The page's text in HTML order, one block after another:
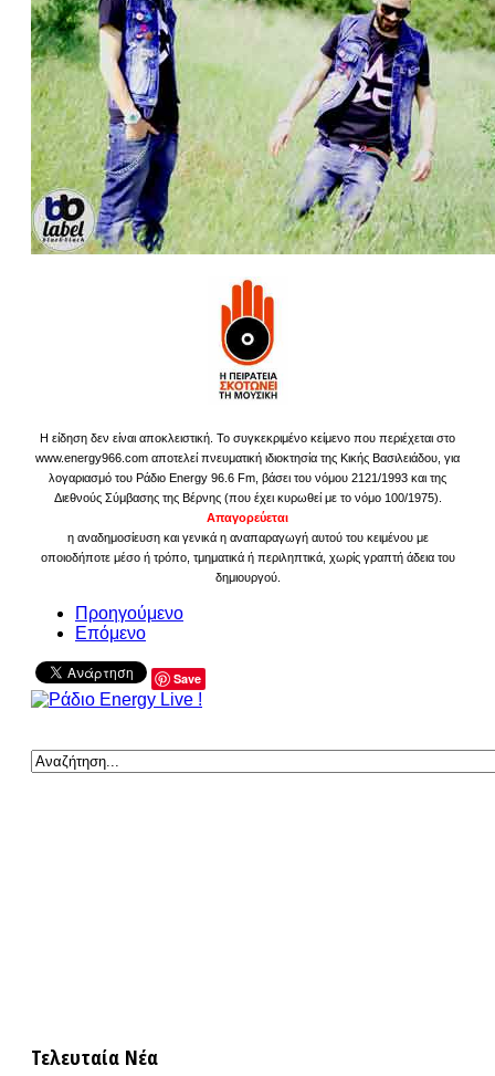
Η είδηση δεν είναι αποκλειστική. Το συγκεκριμένο κείμενο που περιέχεται στο
www.energy966.com αποτελεί πνευματική ιδιοκτησία της Κικής Βασιλειάδου, για
λογαριασμό του Ράδιο Energy 96.6 Fm, βάσει του νόμου 2121/1993 και της
Διεθνούς Σύμβασης της Βέρνης (που έχει κυρωθεί με το νόμο 100/1975).
Απαγορεύεται
η αναδημοσίευση και γενικά η αναπαραγωγή αυτού του κειμένου με
οποιοδήποτε μέσο ή τρόπο, τμηματικά ή περιληπτικά, χωρίς γραπτή άδεια του
δημιουργού.
Προηγούμενο
Επόμενο
Save
Τελευταία Νέα